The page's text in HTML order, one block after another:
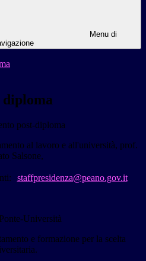
Menu di
diploma
post-diploma
al lavoro e all'università, prof.
Salsone,
staffpresidenza@peano.gov.it
Università
e formazione per la scelta